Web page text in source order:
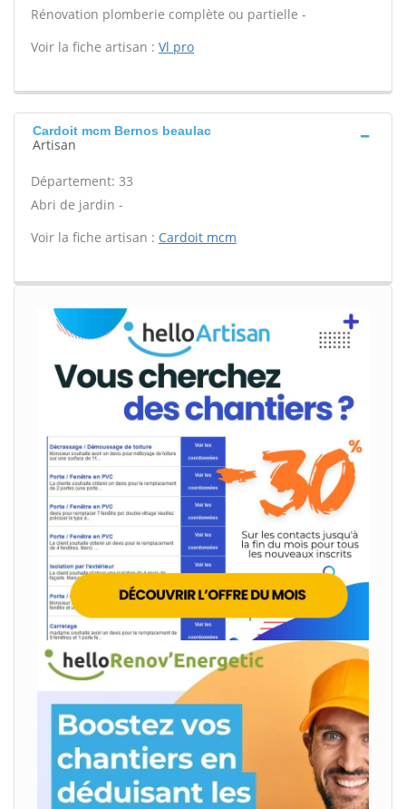
Rénovation plomberie complète ou partielle -
Voir la fiche artisan : Vl pro
Cardoit mcm Bernos beaulac
Artisan
Département: 33
Abri de jardin -
Voir la fiche artisan : Cardoit mcm